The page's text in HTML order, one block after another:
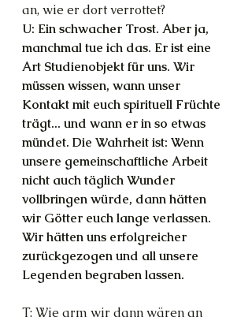
an, wie er dort verrottet?
U: Ein schwacher Trost. Aber ja,
manchmal tue ich das. Er ist eine
Art Studienobjekt für uns. Wir
müssen wissen, wann unser
Kontakt mit euch spirituell Früchte
trägt... und wann er in so etwas
mündet. Die Wahrheit ist: Wenn
unsere gemeinschaftliche Arbeit
nicht auch täglich Wunder
vollbringen würde, dann hätten
wir Götter euch lange verlassen.
Wir hätten uns erfolgreicher
zurückgezogen und all unsere
Legenden begraben lassen.
T: Wie arm wir dann wären an